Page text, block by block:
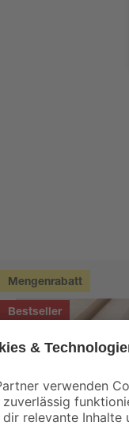
Mengenrabatt
Bestseller